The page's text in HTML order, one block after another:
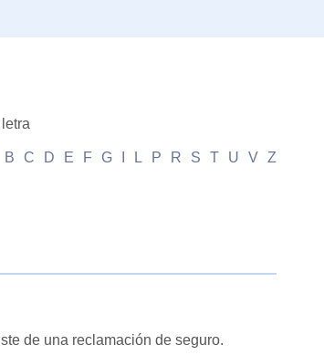
B C D E F G L P R S T U V Z
de una reclamación de seguro.